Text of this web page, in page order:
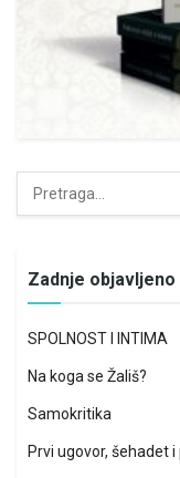
Zadnje objavljeno
SPOLNOST I INTIMA
Na koga se Žališ?
Samokritika
Prvi ugovor, šehadet